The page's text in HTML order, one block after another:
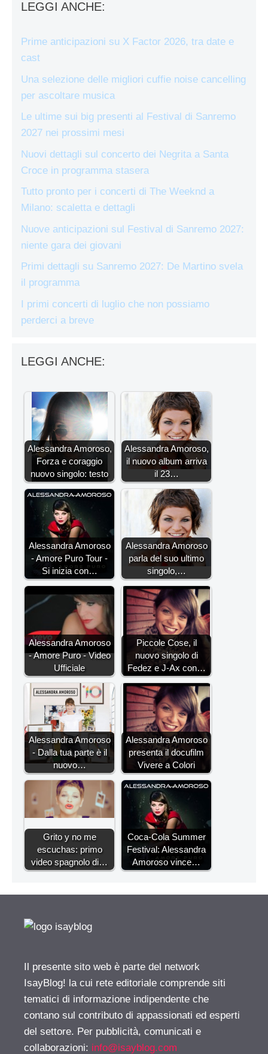
LEGGI ANCHE:
Prime anticipazioni su X Factor 2026, tra date e
cast
Una selezione delle migliori cuffie noise cancelling
per ascoltare musica
Le ultime sui big presenti al Festival di Sanremo
2027 nei prossimi mesi
Nuovi dettagli sul concerto dei Negrita a Santa
Croce in programma stasera
Tutto pronto per i concerti di The Weeknd a
Milano: scaletta e dettagli
Nuove anticipazioni sul Festival di Sanremo 2027:
niente gara dei giovani
Primi dettagli su Sanremo 2027: De Martino svela
il programma
I primi concerti di luglio che non possiamo
perderci a breve
LEGGI ANCHE:
Alessandra Amoroso,
Forza e coraggio
nuovo singolo: testo
Alessandra Amoroso,
il nuovo album arriva
il 23…
Alessandra Amoroso
- Amore Puro Tour -
Si inizia con…
Alessandra Amoroso
parla del suo ultimo
singolo,…
Alessandra Amoroso
- Amore Puro - Video
Ufficiale
Piccole Cose, il
nuovo singolo di
Fedez e J-Ax con…
Alessandra Amoroso
- Dalla tua parte è il
nuovo…
Alessandra Amoroso
presenta il docufilm
Vivere a Colori
Grito y no me
escuchas: primo
video spagnolo di…
Coca-Cola Summer
Festival: Alessandra
Amoroso vince…
Il presente sito web è parte del network
IsayBlog! la cui rete editoriale comprende siti
tematici di informazione indipendente che
contano sul contributo di appassionati ed esperti
del settore. Per pubblicità, comunicati e
collaborazioni: info@isayblog.com